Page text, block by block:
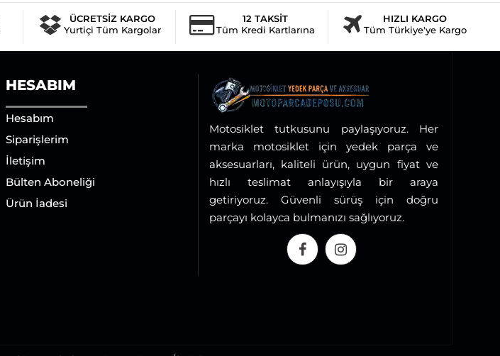
ÜCRETSİZ KARGO
Yurtiçi Tüm Kargolar
12 TAKSİT
Tüm Kredi Kartlarına
HIZLI KARGO
Tüm Türkiye'ye Kargo
HESABIM
Hesabım
Siparişlerim
İletişim
Bülten Aboneliği
Ürün İadesi
Motosiklet tutkusunu paylaşıyoruz. Her
marka motosiklet için yedek parça ve
aksesuarları, kaliteli ürün, uygun fiyat ve
hızlı teslimat anlayışıyla bir araya
getiriyoruz. Güvenli sürüş için doğru
parçayı kolayca bulmanızı sağlıyoruz.